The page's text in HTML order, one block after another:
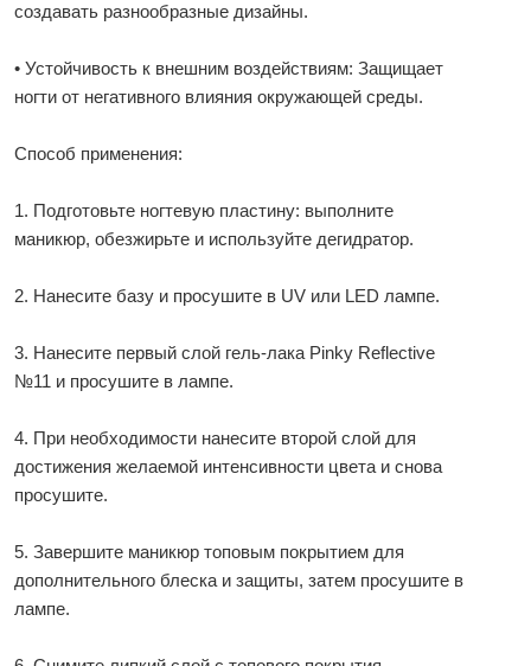
создавать разнообразные дизайны.
• Устойчивость к внешним воздействиям: Защищает
ногти от негативного влияния окружающей среды.
Способ применения:
1. Подготовьте ногтевую пластину: выполните
маникюр, обезжирьте и используйте дегидратор.
2. Нанесите базу и просушите в UV или LED лампе.
3. Нанесите первый слой гель-лака Pinky Reflective
№11 и просушите в лампе.
4. При необходимости нанесите второй слой для
достижения желаемой интенсивности цвета и снова
просушите.
5. Завершите маникюр топовым покрытием для
дополнительного блеска и защиты, затем просушите в
лампе.